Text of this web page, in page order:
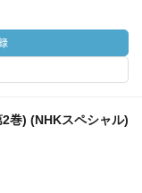
巻) (NHKスペシャル)